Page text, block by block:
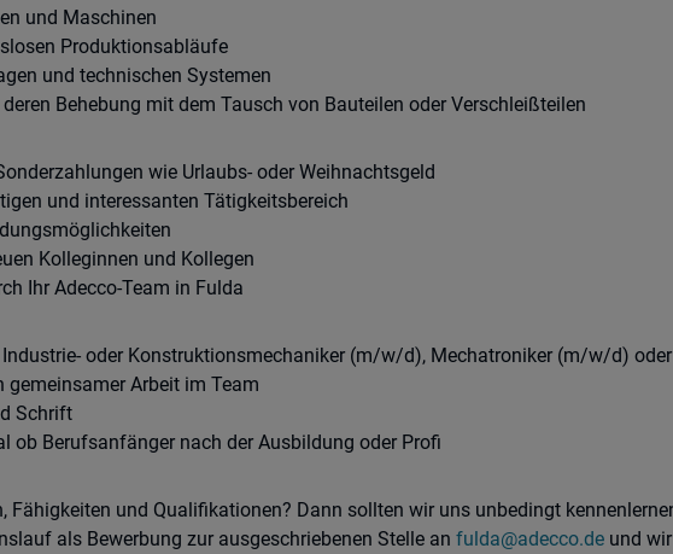
und Maschinen
Produktionsabläufe
und technischen Systemen
Behebung mit dem Tausch von Bauteilen oder Verschleißteilen
wie Urlaubs- oder Weihnachtsgeld
und interessanten Tätigkeitsbereich
Kolleginnen und Kollegen
Ihr Adecco-Team in Fulda
oder Konstruktionsmechaniker (m/w/d), Mechatroniker (m/w/d)
gemeinsamer Arbeit im Team
Schrift
ob Berufsanfänger nach der Ausbildung oder Profi
Fähigkeiten und Qualifikationen? Dann sollten wir uns unbedingt
als Bewerbung zur ausgeschriebenen Stelle an fulda@adecco.de und